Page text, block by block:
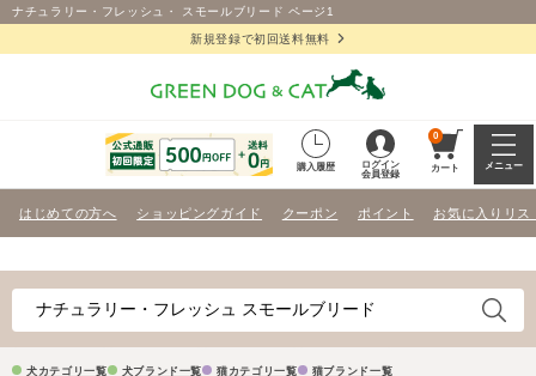
ナチュラリー・フレッシュ・ スモールブリード ページ1
新規登録で初回送料無料
購入履歴
ログイン
会員登録
0
カート メニュー
はじめての方へ ショッピングガイド クーポン ポイント お気に入りリス
犬カテゴリ一覧 犬ブランド一覧 猫カテゴリ一覧 猫ブランド一覧